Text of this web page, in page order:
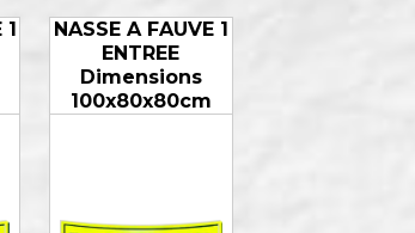
1
NASSE A FAUVE 1
ENTREE
Dimensions
100x80x80cm